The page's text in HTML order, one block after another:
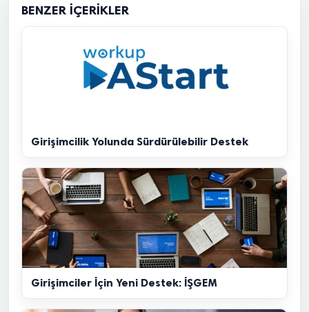
BENZER İÇERIKLER
Girişimcilik Yolunda Sürdürülebilir Destek
Girişimciler İçin Yeni Destek: İŞGEM